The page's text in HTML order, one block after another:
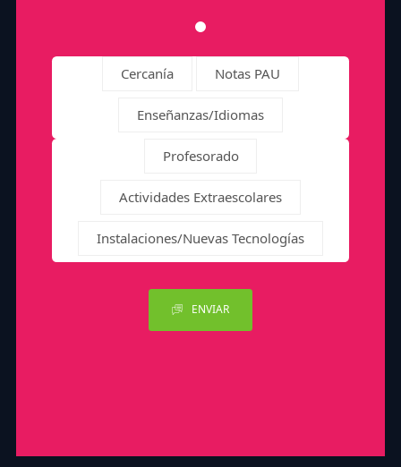
Cercanía Notas PAU
Enseñanzas/Idiomas
Profesorado
Actividades Extraescolares
Instalaciones/Nuevas Tecnologías
ENVIAR